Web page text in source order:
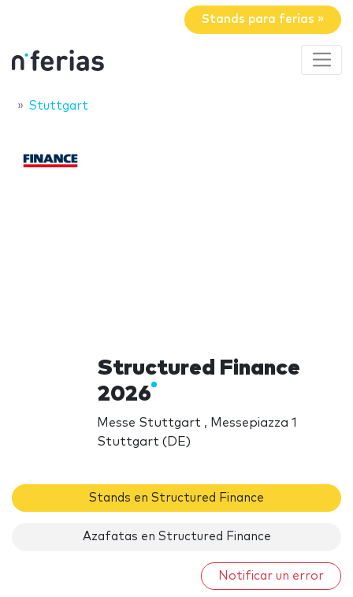
Stands para ferias »
Stuttgart
Structured Finance
2026
Messe Stuttgart , Messepiazza 1
Stuttgart (DE)
Stands en Structured Finance
Azafatas en Structured Finance
Notificar un error